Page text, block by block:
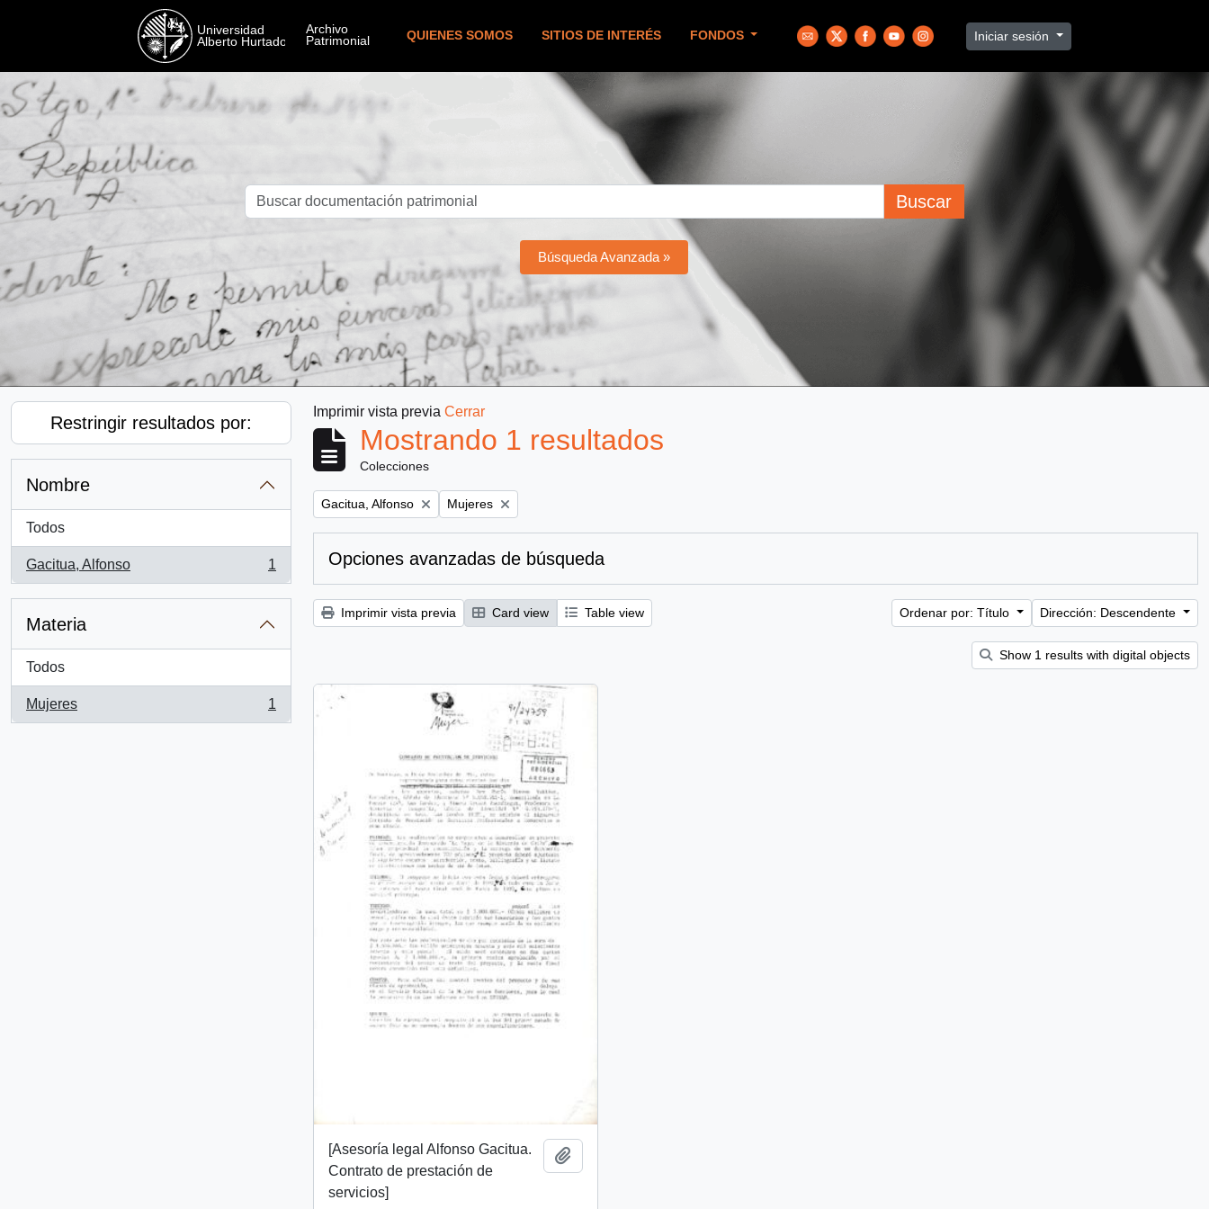
QUIENES SOMOS SITIOS DE INTERÉS FONDOS Iniciar sesión
Buscar
Búsqueda Avanzada »
Restringir resultados por:
Nombre
Todos
Gacitua, Alfonso
, 1 resultados
1
Materia
Todos
Mujeres
, 1 resultados
1
Imprimir vista previa Cerrar
Mostrando 1 resultados
Colecciones
Remove filter:
Gacitua, Alfonso Remove filter:
Mujeres
Opciones avanzadas de búsqueda
Imprimir vista previa Card view Table view Ordenar por: Título Dirección: Descendente
Show 1 results with digital objects
[Asesoría legal Alfonso Gacitua.
Contrato de prestación de
servicios]